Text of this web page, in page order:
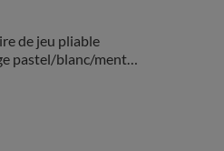
de jeu pliable
pastel/blanc/menthe,